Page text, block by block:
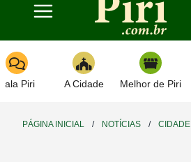
Toggle navigation
Piri A Cidade Melhor de Piri
PÁGINA INICIAL / NOTÍCIAS / CIDADE